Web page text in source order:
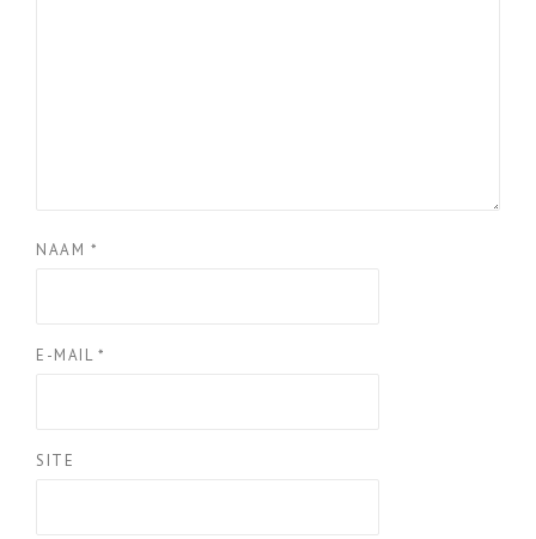
NAAM *
E-MAIL *
SITE